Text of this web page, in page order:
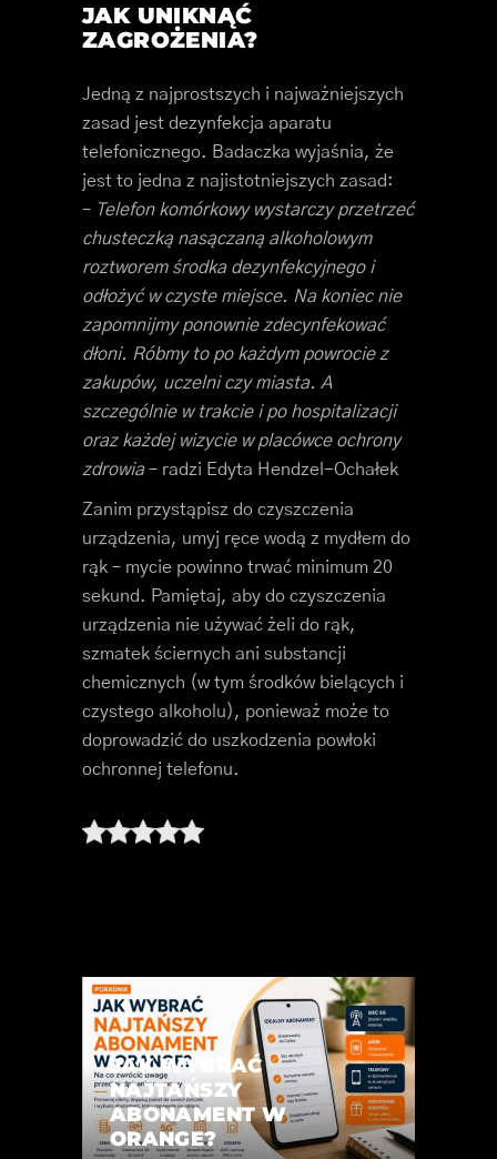
JAK UNIKNĄĆ
ZAGROŻENIA?
Jedną z najprostszych i najważniejszych
zasad jest dezynfekcja aparatu
telefonicznego. Badaczka wyjaśnia, że
jest to jedna z najistotniejszych zasad:
– Telefon komórkowy wystarczy przetrzeć
chusteczką nasączaną alkoholowym
roztworem środka dezynfekcyjnego i
odłożyć w czyste miejsce. Na koniec nie
zapomnijmy ponownie zdecynfekować
dłoni. Róbmy to po każdym powrocie z
zakupów, uczelni czy miasta. A
szczególnie w trakcie i po hospitalizacji
oraz każdej wizycie w placówce ochrony
zdrowia – radzi Edyta Hendzel-Ochałek
Zanim przystąpisz do czyszczenia
urządzenia, umyj ręce wodą z mydłem do
rąk – mycie powinno trwać minimum 20
sekund. Pamiętaj, aby do czyszczenia
urządzenia nie używać żeli do rąk,
szmatek ściernych ani substancji
chemicznych (w tym środków bielących i
czystego alkoholu), ponieważ może to
doprowadzić do uszkodzenia powłoki
ochronnej telefonu.
JAK WYBRAĆ
NAJTAŃSZY
ABONAMENT W
ORANGE?